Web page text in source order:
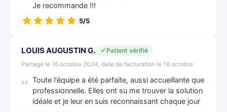
Je recommande !!!
5/5
LOUIS AUGUSTIN G.
Patient vérifié
Partagé le 16 octobre 2024, date de facturation le 16 octobre
Toute l'équipe a été parfaite, aussi accueillante que
professionnelle. Elles ont su me trouver la solution
idéale et je leur en suis reconnaissant chaque jour